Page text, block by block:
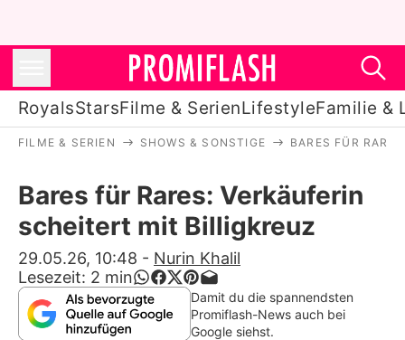
RoyalsStarsFilme & SerienLifestyleFamilie &
Stars
Filme & Serien
Lifestyle
Familie & Liebe
FILME & SERIEN SHOWS & SONSTIGE BARES FÜR RARES
Bares für Rares: Verkäuferin
scheitert mit Billigkreuz
29.05.26, 10:48 - Nurin Khalil
Lesezeit: 2 min
Damit du die spannendsten
Promiflash-News auch bei
Google siehst.